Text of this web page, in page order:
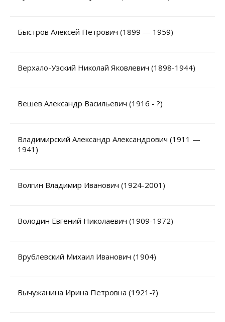
Быстров Алексей Петрович (1899 — 1959)
Верхало-Узский Николай Яковлевич (1898-1944)
Вешев Александр Васильевич (1916 - ?)
Владимирский Александр Александрович (1911 —
1941)
Волгин Владимир Иванович (1924-2001)
Володин Евгений Николаевич (1909-1972)
Врублевский Михаил Иванович (1904)
Вычужанина Ирина Петровна (1921-?)